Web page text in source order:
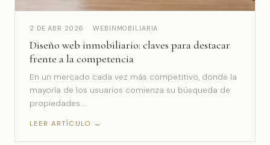
2 DE ABR 2026 WEBINMOBILIARIA
Diseño web inmobiliario: claves para destacar
frente a la competencia
En un mercado cada vez más competitivo, donde la
mayoría de los usuarios comienza su búsqueda de
propiedades …
LEER ARTÍCULO →